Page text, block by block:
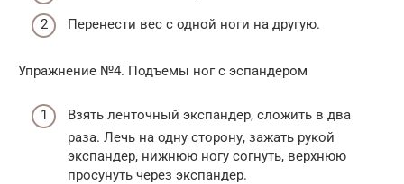
Перенести вес с одной ноги на другую.
Упражнение №4. Подъемы ног с эспандером
Взять ленточный экспандер, сложить в два
раза. Лечь на одну сторону, зажать рукой
экспандер, нижнюю ногу согнуть, верхнюю
просунуть через экспандер.